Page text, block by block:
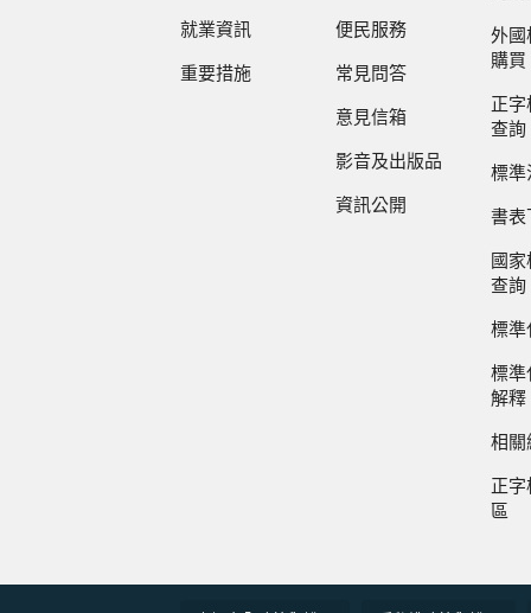
就業資訊
重要措施
便民服務
常見問答
意見信箱
影音及出版品
資訊公開
外國
購買
正
查詢
標準
書表
國
查詢
標準
標準
解釋
相關
正
區